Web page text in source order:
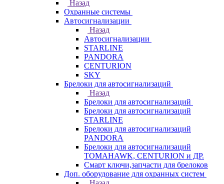
Назад
Охранные системы
Автосигнализации
Назад
Автосигнализации
STARLINE
PANDORA
CENTURION
SKY
Брелоки для автосигнализаций
Назад
Брелоки для автосигнализаций
Брелоки для автосигнализаций
STARLINE
Брелоки для автосигнализаций
PANDORA
Брелоки для автосигнализаций
TOMAHAWK, CENTURION и ДР.
Смарт ключи,запчасти для брелоков
Доп. оборудование для охранных систем